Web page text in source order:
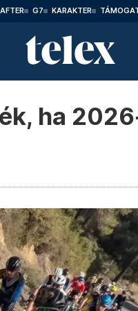
AFTER G7 KARAKTER
ha